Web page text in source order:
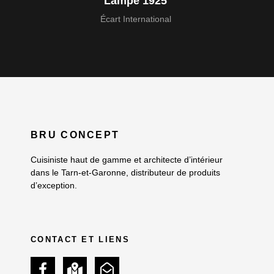
Écart International
BRU CONCEPT
Cuisiniste haut de gamme et architecte d’intérieur
dans le Tarn-et-Garonne, distributeur de produits
d’exception.
CONTACT ET LIENS